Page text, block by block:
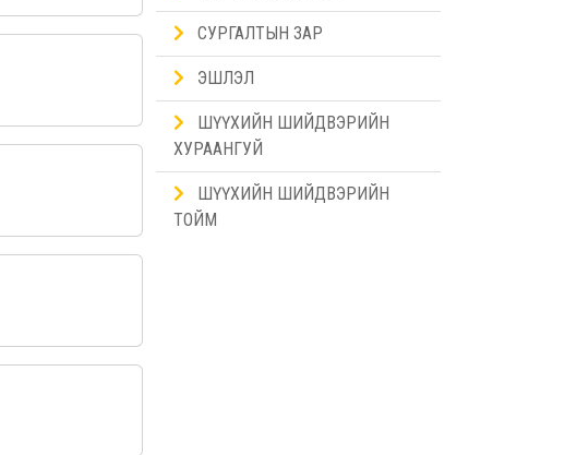
СУРГАЛТЫН ЗАР
ЭШЛЭЛ
ШҮҮХИЙН ШИЙДВЭРИЙН
ХУРААНГУЙ
ШҮҮХИЙН ШИЙДВЭРИЙН
ТОЙМ